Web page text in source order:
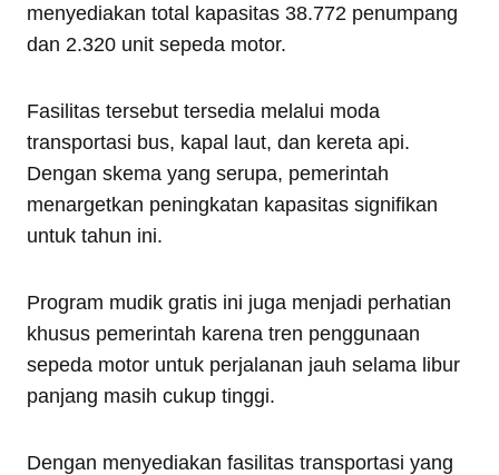
menyediakan total kapasitas 38.772 penumpang
dan 2.320 unit sepeda motor.
Fasilitas tersebut tersedia melalui moda
transportasi bus, kapal laut, dan kereta api.
Dengan skema yang serupa, pemerintah
menargetkan peningkatan kapasitas signifikan
untuk tahun ini.
Program mudik gratis ini juga menjadi perhatian
khusus pemerintah karena tren penggunaan
sepeda motor untuk perjalanan jauh selama libur
panjang masih cukup tinggi.
Dengan menyediakan fasilitas transportasi yang